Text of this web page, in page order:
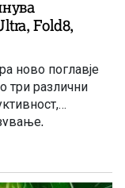
Fold8,
ново поглавје
три различни
создадени